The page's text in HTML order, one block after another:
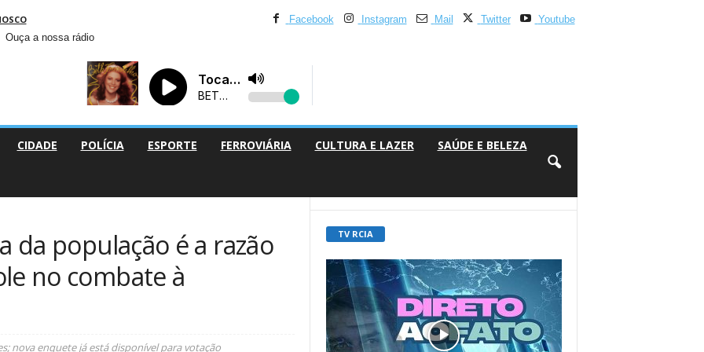
Facebook Instagram Mail Twitter
Youtube
Ouça a nossa rádio
CIDADE POLÍCIA ESPORTE FERROVIÁRIA CULTURA E LAZER SAÚDE E BELEZA
da população é a razão
no combate à
nova enquete já está disponível para votação
TV RCIA